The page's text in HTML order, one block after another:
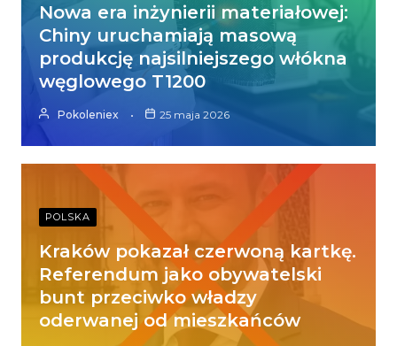
Nowa era inżynierii materiałowej:
Chiny uruchamiają masową
produkcję najsilniejszego włókna
węglowego T1200
Pokoleniex 25 maja 2026
POLSKA
Kraków pokazał czerwoną kartkę.
Referendum jako obywatelski
bunt przeciwko władzy
oderwanej od mieszkańców